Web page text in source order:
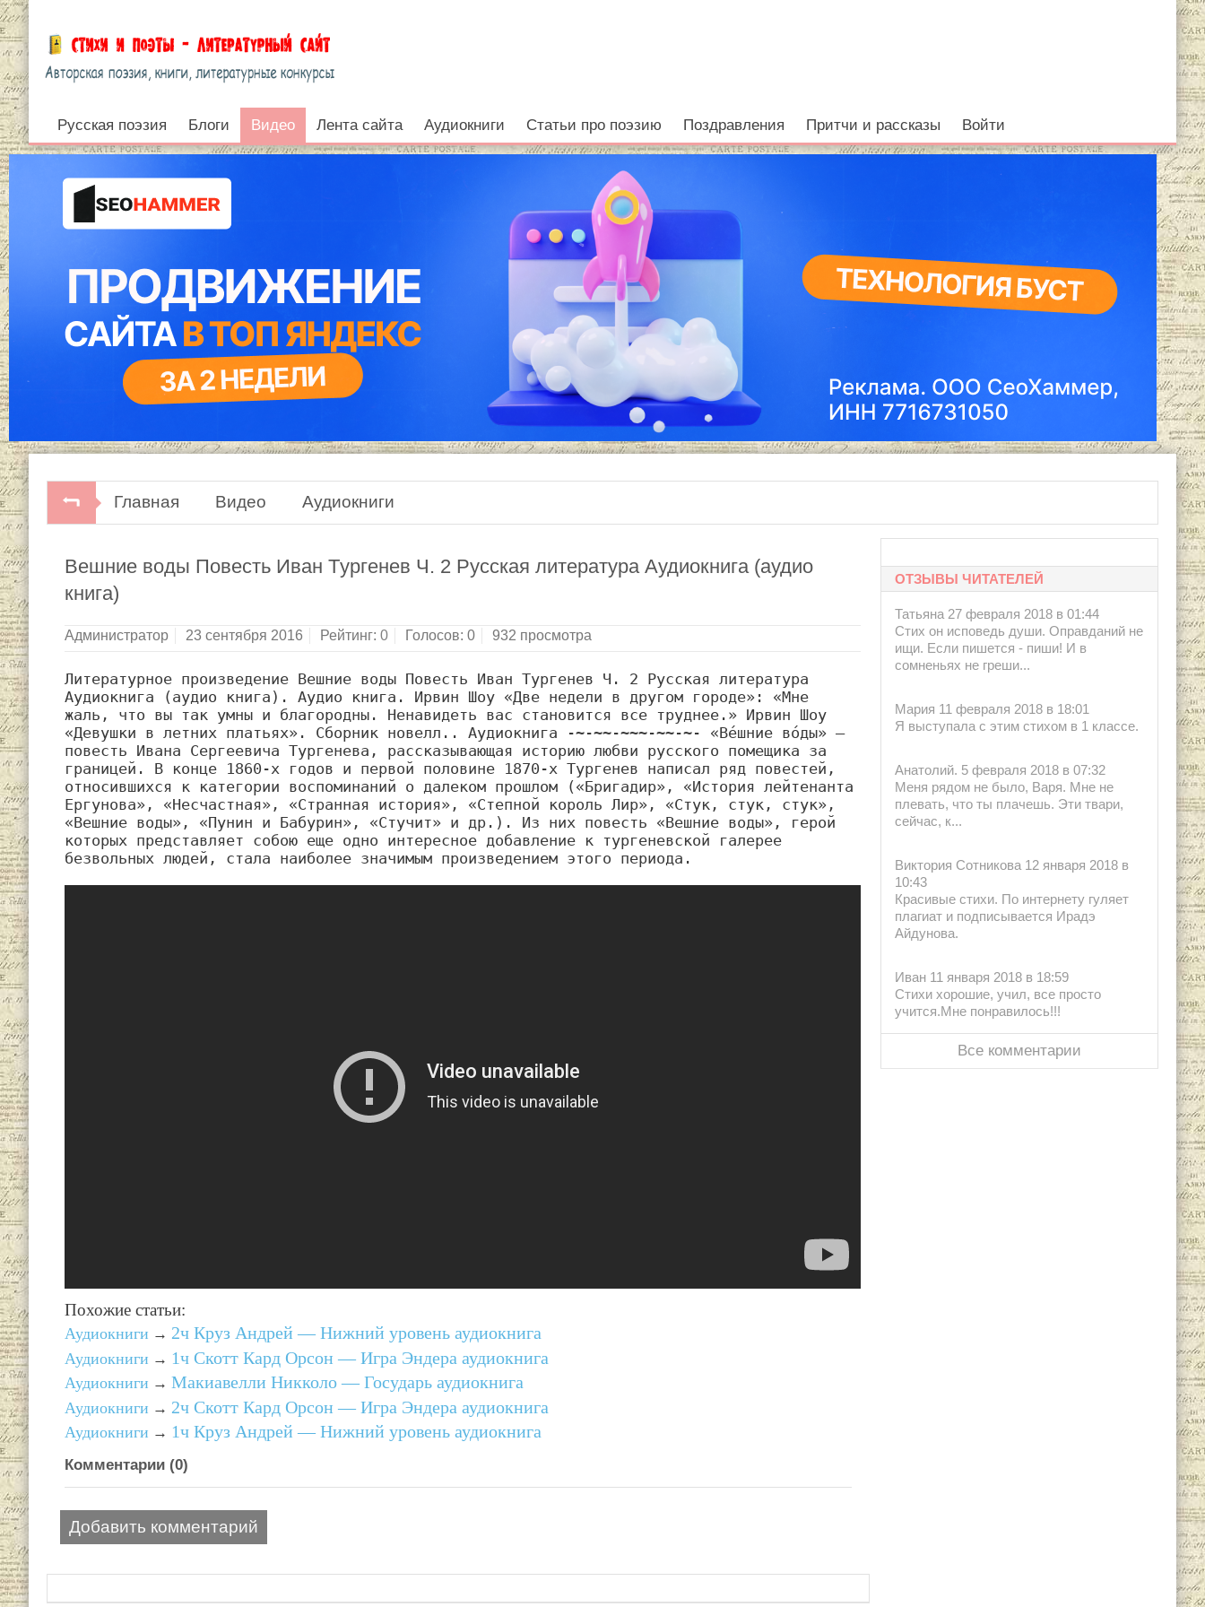
Видео
Русская поэзия Блоги Видео Лента сайта Аудиокниги Статьи про поэзию Поздравления Притчи и рассказы Войти
Главная Видео Аудиокниги
Вешние воды Повесть Иван Tургенев Ч. 2 Русская литература Аудиокнига (аудио
книга)
Администратор 23 сентября 2016 Рейтинг: 0 Голосов: 0 932 просмотра
Литературное произведение Вешние воды Повесть Иван Tургенев Ч. 2 Русская литература
Аудиокнига (аудио книга). Аудио книга. Ирвин Шоу «Две недели в другом городе»: «Мне
жаль, что вы так умны и благородны. Ненавидеть вас становится все труднее.» Ирвин Шоу
«Девушки в летних платьях». Сборник новелл.. Аудиокнига -~-~~-~~~-~~-~- «Ве́шние во́ды» —
повесть Ивана Сергеевича Тургенева, рассказывающая историю любви русского помещика за
границей. В конце 1860-х годов и первой половине 1870-х Тургенев написал ряд повестей,
относившихся к категории воспоминаний о далеком прошлом («Бригадир», «История лейтенанта
Ергунова», «Несчастная», «Странная история», «Степной король Лир», «Стук, стук, стук»,
«Вешние воды», «Пунин и Бабурин», «Стучит» и др.). Из них повесть «Вешние воды», герой
которых представляет собою еще одно интересное добавление к тургеневской галерее
безвольных людей, стала наиболее значимым произведением этого периода.
Похожие статьи:
Аудиокниги → 2ч Круз Андрей — Нижний уровень аудиокнига
Аудиокниги → 1ч Скотт Кард Орсон — Игра Эндера аудиокнига
Аудиокниги → Макиавелли Никколо — Государь аудиокнига
Аудиокниги → 2ч Скотт Кард Орсон — Игра Эндера аудиокнига
Аудиокниги → 1ч Круз Андрей — Нижний уровень аудиокнига
Комментарии (0)
Добавить комментарий
ОТЗЫВЫ ЧИТАТЕЛЕЙ
Татьяна 27 февраля 2018 в 01:44
Стих он исповедь души. Оправданий не
ищи. Если пишется - пиши! И в
сомненьях не греши...
Мария 11 февраля 2018 в 18:01
Я выступала с этим стихом в 1 классе.
Анатолий. 5 февраля 2018 в 07:32
Меня рядом не было, Варя. Мне не
плевать, что ты плачешь. Эти твари,
сейчас, к...
Виктория Сотникова 12 января 2018 в
10:43
Красивые стихи. По интернету гуляет
плагиат и подписывается Ирадэ
Айдунова.
Иван 11 января 2018 в 18:59
Стихи хорошие, учил, все просто
учится.Мне понравилось!!!
Все комментарии